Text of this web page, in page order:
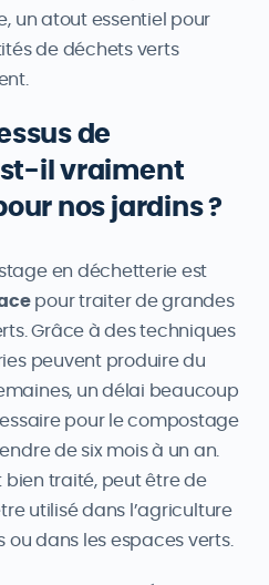
un atout essentiel pour
de déchets verts
de
il vraiment
nos jardins ?
en déchetterie est
pour traiter de grandes
Grâce à des techniques
peuvent produire du
un délai beaucoup
pour le compostage
de six mois à un an.
bien traité, peut être de
utilisé dans l’agriculture
ou dans les espaces verts.